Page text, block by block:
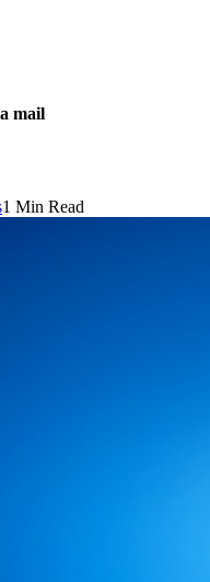
mail
1 Min Read